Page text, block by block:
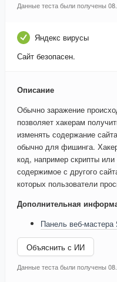
Данные теста были получены
Яндекс вирусы
Сайт безопасен.
Описание
Обычно заражение
позволяет хакерам
изменять содержание
обычно для фишинга.
код, например скрипты
содержимое с другого
которых пользователи
Дополнительная
Панель веб-мастера
Объяснить с ИИ
Данные теста были получены